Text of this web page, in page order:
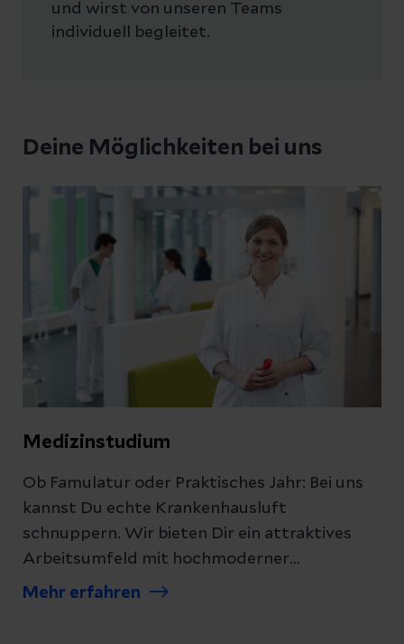
und wirst von unseren Teams
individuell begleitet.
Deine Möglichkeiten bei uns
Medizinstudium
Ob Famulatur oder Praktisches Jahr: Bei uns
kannst Du echte Krankenhausluft
schnuppern. Wir bieten Dir ein attraktives
Arbeitsumfeld mit hochmoderner
medizinischer Ausstattung, vielfältiger
Mehr erfahren